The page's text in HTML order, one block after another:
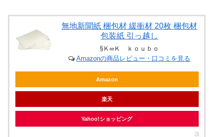
無地新聞紙 梱包材 緩衝材 20枚 梱包材
包装紙 引っ越し
§Ｋ∞Ｋ ｋｏｕｂｏ
Amazonの商品レビュー・口コミを見る
Amazon
楽天
Yahoo!ショッピング